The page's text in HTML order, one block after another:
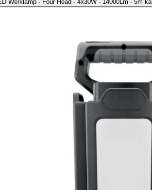
Werklamp - Four Head - 4x30W - 14000Lm - 5m